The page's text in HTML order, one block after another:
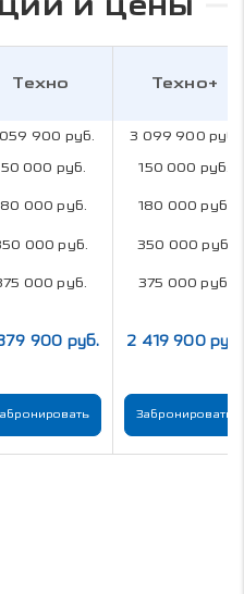
Техно Техно+
900 руб. 3 099 900 руб.
000 руб. 150 000 руб.
000 руб. 180 000 руб.
000 руб. 350 000 руб.
000 руб. 375 000 руб.
900 руб. 2 419 900 руб.
Забронировать